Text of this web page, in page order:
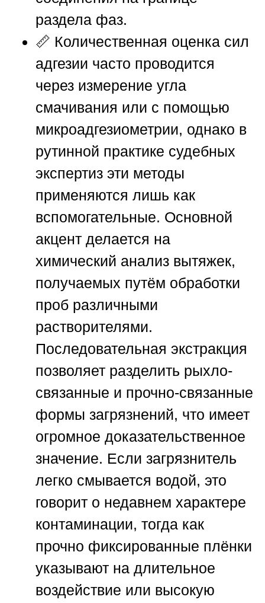
раздела фаз.
📏 Количественная оценка сил
адгезии часто проводится
через измерение угла
смачивания или с помощью
микроадгезиометрии, однако в
рутинной практике судебных
экспертиз эти методы
применяются лишь как
вспомогательные. Основной
акцент делается на
химический анализ вытяжек,
получаемых путём обработки
проб различными
растворителями.
Последовательная экстракция
позволяет разделить рыхло-
связанные и прочно-связанные
формы загрязнений, что имеет
огромное доказательственное
значение. Если загрязнитель
легко смывается водой, это
говорит о недавнем характере
контаминации, тогда как
прочно фиксированные плёнки
указывают на длительное
воздействие или высокую